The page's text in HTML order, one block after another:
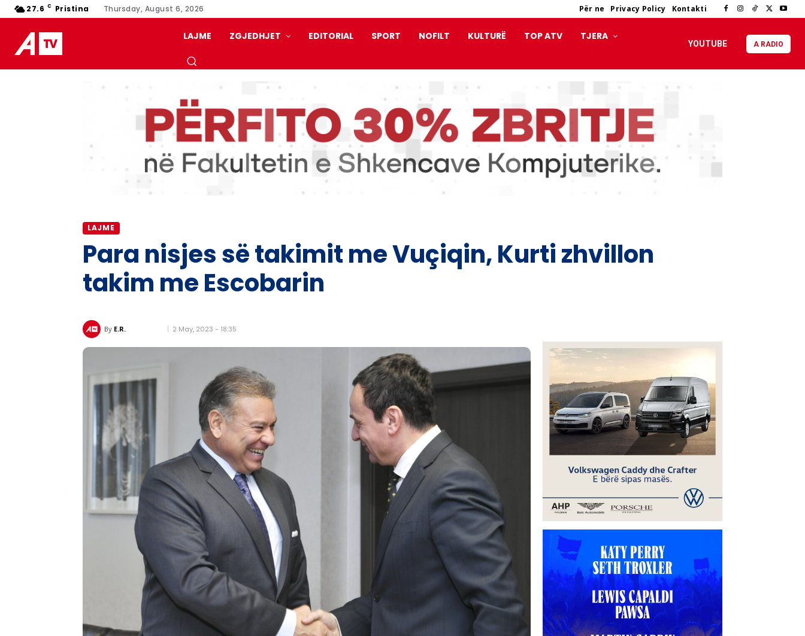
27.6 C Pristina Thursday, August 6, 2026 Për ne Privacy Policy Kontakti
LAJME ZGJEDHJET EDITORIAL SPORT NOFILT KULTURË TOP ATV TJERA
YOUTUBE A RADIO
LAJME
Para nisjes së takimit me Vuçiqin, Kurti zhvillon
takim me Escobarin
By E.R. 2 May, 2023 - 18:35